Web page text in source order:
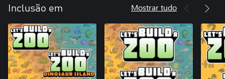
Inclusão em Mostrar tudo